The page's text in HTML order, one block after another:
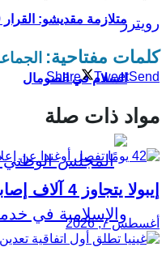
السلام في الصومال
رويترز
كلمات مفتاحية:
Share TweetSend
مواد ذات صلة
إيبولا يتجاوز 4 آلاف إصابة في الكونغو الديمقراطية
أغسطس 7, 2026